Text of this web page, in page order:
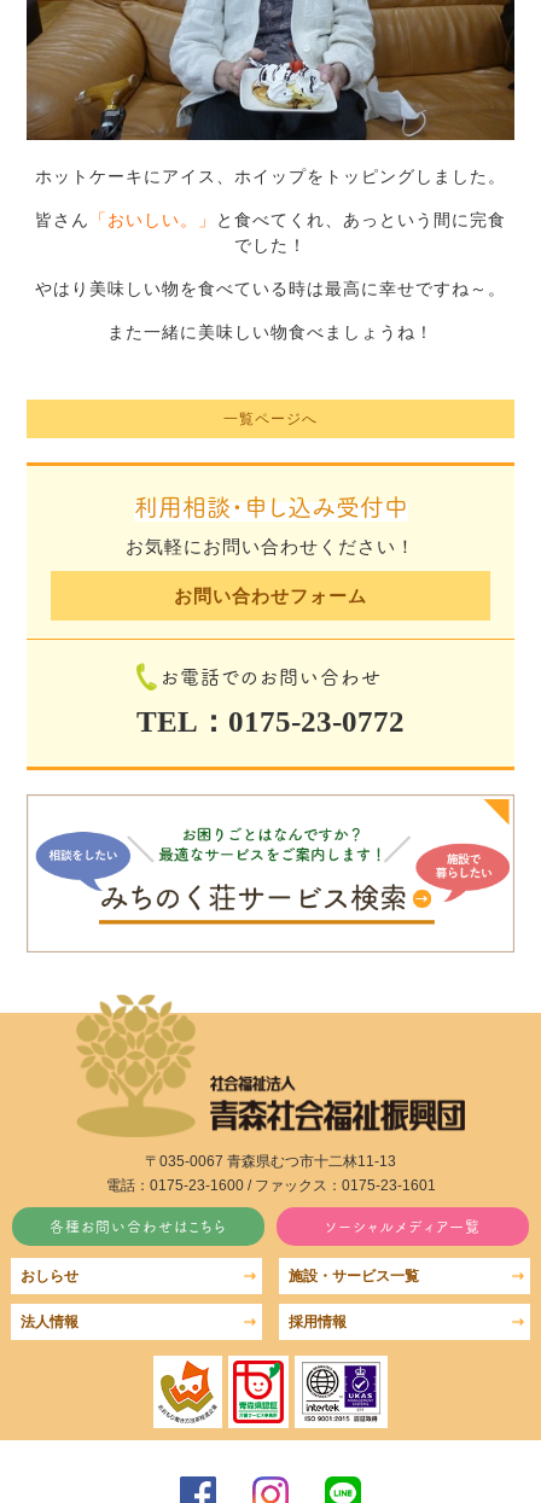
ホットケーキにアイス、ホイップをトッピングしました。
皆さん 「おいしい。」
と食べてくれ、あっという間に完食
でした！
やはり美味しい物を食べている時は最高に幸せですね～。
また一緒に美味しい物食べましょうね！
一覧ページへ
利用相談・申し込み受付中
お気軽にお問い合わせください！
お問い合わせフォーム
お電話でのお問い合わせ
TEL：0175-23-0772
〒035-0067 青森県むつ市十二林11-13
電話：0175-23-1600 / ファックス：0175-23-1601
各種お問い合わせはこちら ソーシャルメディア一覧
施設・サービス一覧
おしらせ
法人情報 採用情報